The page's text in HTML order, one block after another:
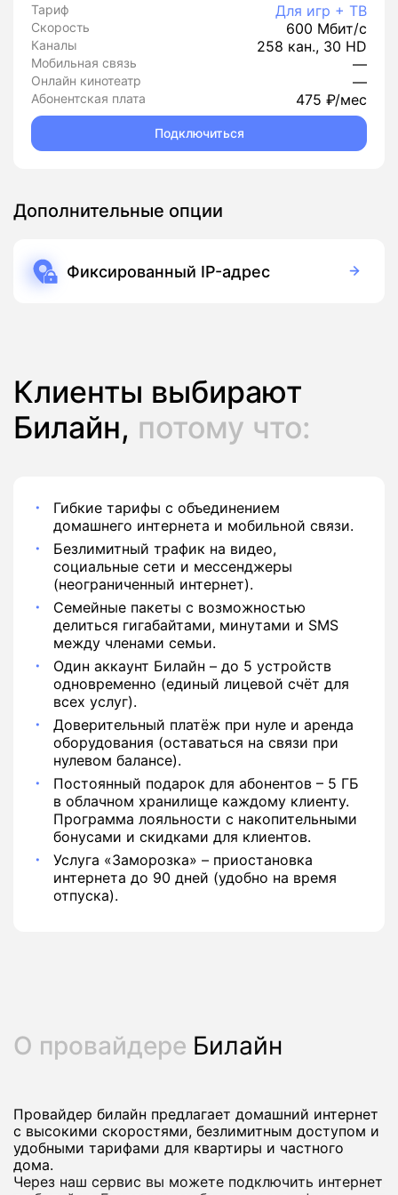
Тариф Для игр + ТВ
Скорость 600 Мбит/с
Каналы 258 кан., 30 HD
Мобильная связь —
Онлайн кинотеатр —
Абонентская плата 475 ₽/мес
Подключиться
Дополнительные опции
Фиксированный IP-адрес
Клиенты выбирают
Билайн, потому что:
Гибкие тарифы с объединением
домашнего интернета и мобильной связи.
Безлимитный трафик на видео,
социальные сети и мессенджеры
(неограниченный интернет).
Семейные пакеты с возможностью
делиться гигабайтами, минутами и SMS
между членами семьи.
Один аккаунт Билайн – до 5 устройств
одновременно (единый лицевой счёт для
всех услуг).
Доверительный платёж при нуле и аренда
оборудования (оставаться на связи при
нулевом балансе).
Постоянный подарок для абонентов – 5 ГБ
в облачном хранилище каждому клиенту.
Программа лояльности с накопительными
бонусами и скидками для клиентов.
Услуга «Заморозка» – приостановка
интернета до 90 дней (удобно на время
отпуска).
О провайдере Билайн
Провайдер билайн предлагает домашний интернет
с высокими скоростями, безлимитным доступом и
удобными тарифами для квартиры и частного
дома.
Через наш сервис вы можете подключить интернет